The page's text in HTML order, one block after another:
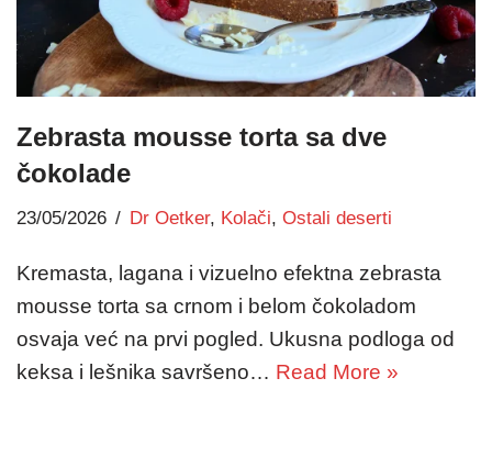
Zebrasta mousse torta sa dve
čokolade
23/05/2026 Dr Oetker, Kolači, Ostali deserti
Kremasta, lagana i vizuelno efektna zebrasta
mousse torta sa crnom i belom čokoladom
osvaja već na prvi pogled. Ukusna podloga od
keksa i lešnika savršeno… Read More »